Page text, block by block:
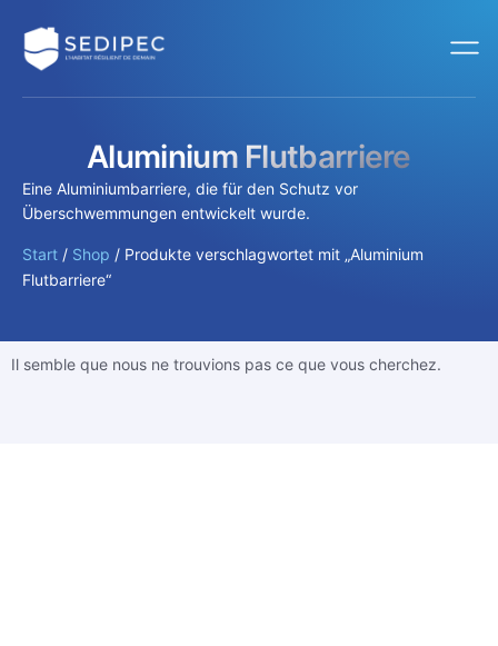
Aluminium Flutbarriere
Eine Aluminiumbarriere, die für den Schutz vor
Überschwemmungen entwickelt wurde.
Start / Shop / Produkte verschlagwortet mit „Aluminium
Flutbarriere“
Il semble que nous ne trouvions pas ce que vous cherchez.